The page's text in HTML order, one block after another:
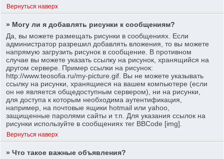
Вернуться наверх
» Могу ли я добавлять рисунки к сообщениям?
Да, вы можете размещать рисунки в сообщениях. Если
администратор разрешил добавлять вложения, то вы можете
напрямую загрузить рисунок в сообщение. В противном
случае вы можете указать ссылку на рисунок, хранящийся на
другом сервере. Пример ссылки на рисунок:
http://www.teosofia.ru/my-picture.gif. Вы не можете указывать
ссылку на рисунки, хранящиеся на вашем компьютере (если
он не является общедоступным сервером), ни на рисунки,
для доступа к которым необходима аутентификация,
например, на почтовые ящики hotmail или yahoo,
защищенные паролями сайты и т.п. Для указания ссылок на
рисунки используйте в сообщениях тег BBCode [img].
Вернуться наверх
» Что такое важные объявления?